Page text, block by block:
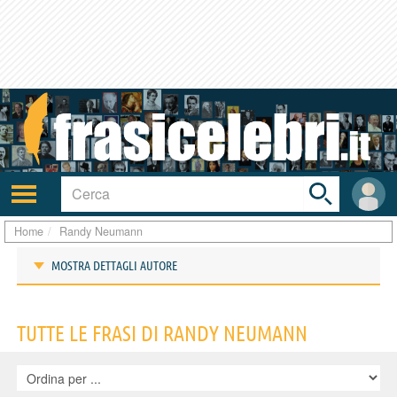
Attiva/disattiva
navigazione
User
area
Toggle
search
bar
Home Randy Neumann
MOSTRA DETTAGLI AUTORE
TUTTE LE FRASI DI RANDY NEUMANN